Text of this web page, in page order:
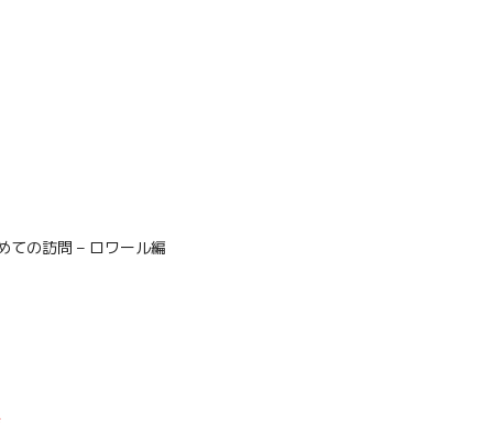
の訪問 – ロワール編